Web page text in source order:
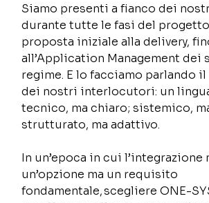
Siamo presenti a fianco dei
durante tutte le fasi del
proposta iniziale alla delivery,
all’Application Management dei
regime. E lo facciamo parlando
dei nostri interlocutori: un
tecnico, ma chiaro; sistemico,
strutturato, ma adattivo.
In un’epoca in cui l’integrazione
un’opzione ma un requisito
fondamentale, scegliere ONE-